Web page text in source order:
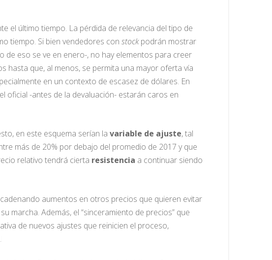
el último tiempo. La pérdida de relevancia del tipo de
tiempo. Si bien vendedores con stockpodrán mostrar
de eso se ve en enero-, no hay elementos para creer
que, al menos, se permita una mayor oferta vía
en un contexto de escasez de dólares. En
oficial -antes de la devaluación- estarán caros en
en este esquema serían la variable de ajuste, tal
más de 20% por debajo del promedio de 2017 y que
relativo tendrá cierta resistencia a continuar siendo
aumentos en otros precios que quieren evitar
marcha. Además, el “sinceramiento de precios” que
de nuevos ajustes que reinicien el proceso,